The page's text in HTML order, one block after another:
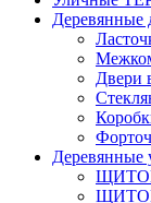
Деревянные
Двери
Деревянные